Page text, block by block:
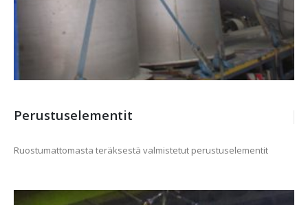
Perustuselementit
Ruostumattomasta teräksestä valmistetut perustuselementit